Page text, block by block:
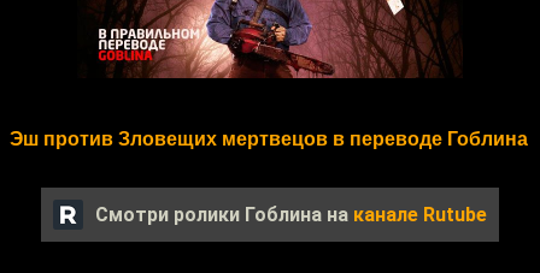
Эш против Зловещих мертвецов в переводе Гоблина
Смотри ролики Гоблина на канале Rutube